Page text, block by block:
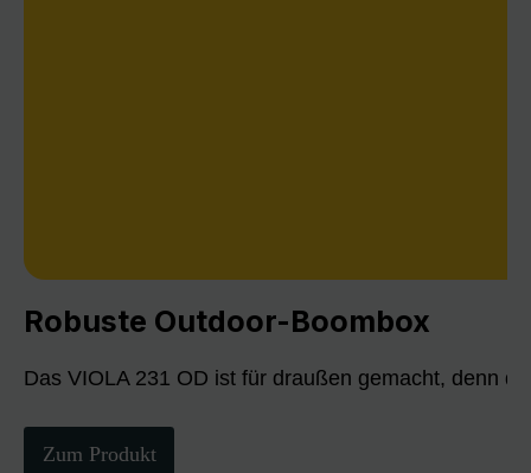
Robuste Outdoor-Boombox
Das VIOLA 231 OD ist für draußen gemacht, denn
Zum Produkt